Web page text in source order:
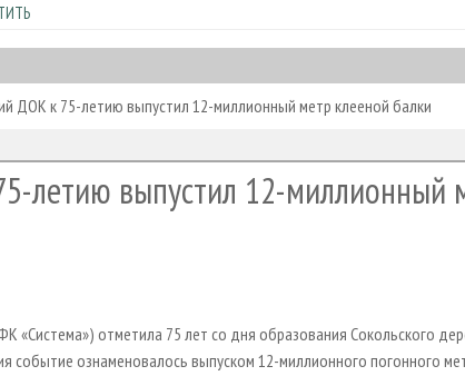
ДОК к 75-летию выпустил 12-миллионный метр клееной балки
летию выпустил 12-миллионный
«Система») отметила 75 лет со дня образования Сокольского
событие ознаменовалось выпуском 12-миллионного погонного